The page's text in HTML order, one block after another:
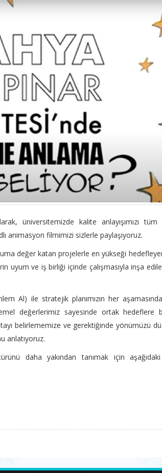
üniversitemizde kalite anlayışımızı tüm
animasyon filmimizi sizlerle paylaşıyoruz.
değer katan projelerle en yükseği
uyum ve iş birliği içinde çalışmasıyla inşa
Al) ile stratejik planımızın her
değerlerimiz sayesinde ortak hedeflere
belirlememize ve gerektiğinde yönümüzü
anlatıyoruz.
daha yakından tanımak için aşağıdaki